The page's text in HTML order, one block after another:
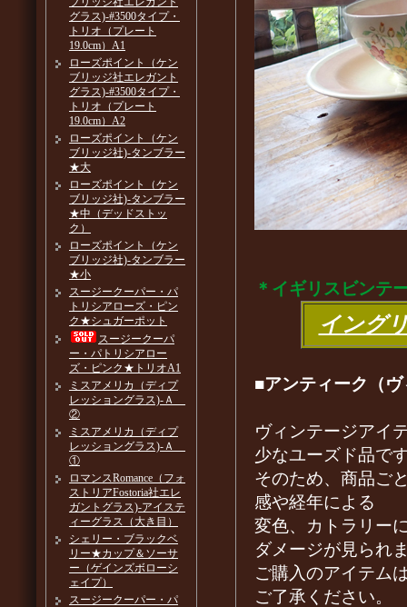
＊イギリスビンテ
イング
■アンティーク（
ヴィンテージアイ
少なユーズド品で
そのため、商品ご
感や経年による
変色、カトラリー
ダメージが見られ
ご購入のアイテム
ご了承ください。
グラス)-#3500タイプ・
トリオ（プレート
19.0cm）A1
ローズポイント（ケン
ブリッジ社エレガント
グラス)-#3500タイプ・
トリオ（プレート
19.0cm）A2
ローズポイント（ケン
ブリッジ社)-タンブラー
★大
ローズポイント（ケン
ブリッジ社)-タンブラー
★中（デッドストッ
ク）
ローズポイント（ケン
ブリッジ社)-タンブラー
★小
スージークーパー・パ
トリシアローズ・ピン
ク★シュガーポット
スージークーパ
ー・パトリシアロー
ズ・ピンク★トリオA1
ミスアメリカ（ディプ
レッショングラス)-Ａ
②
ミスアメリカ（ディプ
レッショングラス)-Ａ
①
ロマンスRomance（フォ
ストリアFostoria社エレ
ガントグラス)-アイステ
ィーグラス（大き目）
シェリー・ブラックベ
リー★カップ＆ソーサ
ー（ゲインズボローシ
ェイプ）
スージークーパー・パ